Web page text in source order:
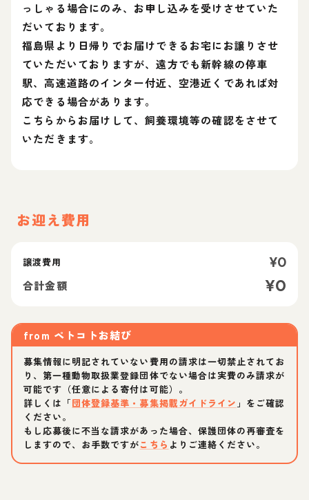
っしゃる場合にのみ、お申し込みを受けさせていた
だいております。
福島県より日帰りでお届けできるお宅にお譲りさせ
ていただいておりますが、遠方でも新幹線の停車
駅、高速道路のインター付近、空港近くであれば対
応できる場合があります。
こちらからお届けして、飼養環境等の確認をさせて
いただきます。
お迎え費用
譲渡費用 ¥0
合計金額 ¥0
from ペトコトお結び
募集情報に明記されていない費用の請求は一切禁止されてお
り、第一種動物取扱業登録団体でない場合は実費のみ請求が
可能です（任意による寄付は可能）。
詳しくは「団体登録基準・募集掲載ガイドライン 」をご確認
ください。
もし応募後に不当な請求があった場合、保護団体の再審査を
しますので、お手数ですがこちら よりご連絡ください。